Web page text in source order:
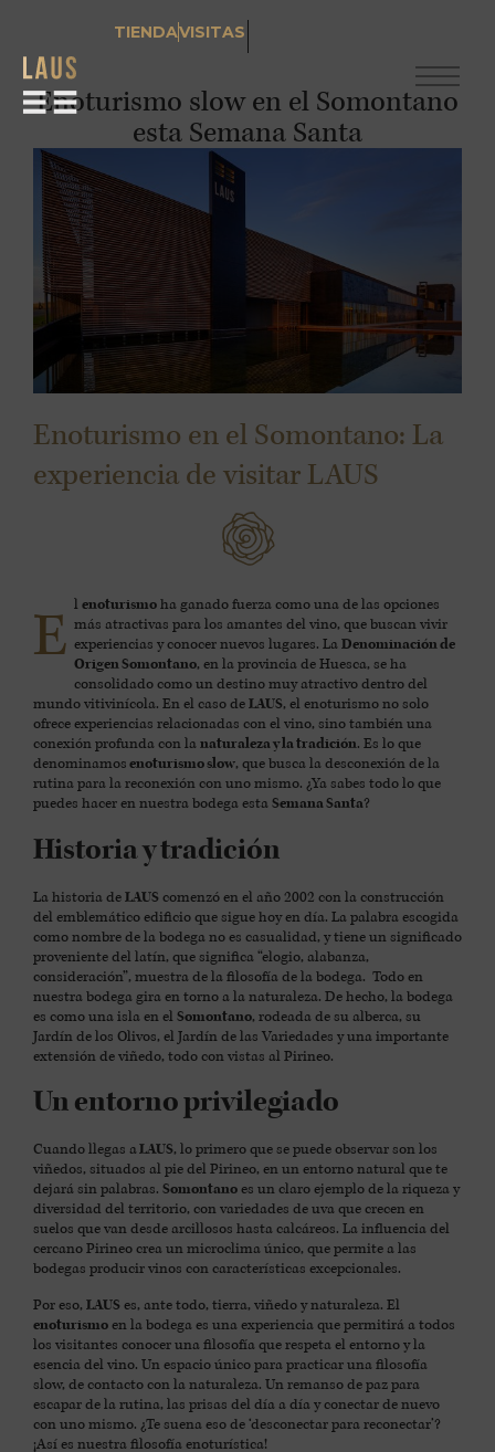
TIENDAVISITAS
Enoturismo slow en el Somontano
esta Semana Santa
Enoturismo en el Somontano: La
experiencia de visitar LAUS
E l enoturismoha ganado fuerza como una de las opciones
más atractivas para los amantes del vino, que buscan vivir
experiencias y conocer nuevos lugares. La Denominación de
Origen Somontano, en la provincia de Huesca, se ha
consolidado como un destino muy atractivo dentro del
mundo vitivinícola. En el caso deLAUS, el enoturismo no solo
ofrece experiencias relacionadas con el vino, sino también una
conexión profunda con la naturaleza y la tradición. Es lo que
denominamosenoturismo slow, que busca la desconexión de la
rutina para la reconexión con uno mismo. ¿Ya sabes todo lo que
puedes hacer en nuestra bodega esta Semana Santa?
Historia y tradición
La historia deLAUS comenzó en el año 2002 con la construcción
del emblemático edificio que sigue hoy en día. La palabra escogida
como nombre de la bodega no es casualidad, y tiene un significado
proveniente del latín, que significa “elogio, alabanza,
consideración”, muestra de la filosofía de la bodega. Todo en
nuestra bodega gira en torno a la naturaleza. De hecho, la bodega
es como una isla en el Somontano, rodeada de su alberca, su
Jardín de los Olivos, el Jardín de las Variedades y una importante
extensión de viñedo, todo con vistas al Pirineo.
Un entorno privilegiado
Cuando llegas aLAUS, lo primero que se puede observar son los
viñedos, situados al pie del Pirineo, en un entorno natural que te
dejará sin palabras. Somontanoes un claro ejemplo de la riqueza y
diversidad del territorio, con variedades de uva que crecen en
suelos que van desde arcillosos hasta calcáreos. La influencia del
cercano Pirineo crea un microclima único, que permite a las
bodegas producir vinos con características excepcionales.
Por eso, LAUS es, ante todo, tierra, viñedo y naturaleza. El
enoturismoen la bodega es una experiencia que permitirá a todos
los visitantes conocer una filosofía que respeta el entorno y la
esencia del vino. Un espacio único para practicar una filosofía
slow, de contacto con la naturaleza. Un remanso de paz para
escapar de la rutina, las prisas del día a día y conectar de nuevo
con uno mismo. ¿Te suena eso de ‘desconectar para reconectar’?
¡Así es nuestra filosofía enoturística!